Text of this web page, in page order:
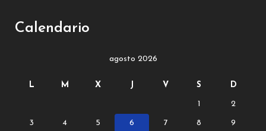
Calendario
agosto 2026
L M X J V S D
1 2
3 4 5 6 7 8 9